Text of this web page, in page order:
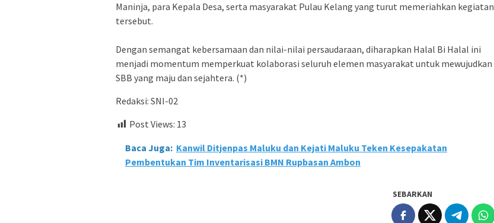
Maninja, para Kepala Desa, serta masyarakat Pulau Kelang yang turut memeriahkan kegiatan
tersebut.
Dengan semangat kebersamaan dan nilai-nilai persaudaraan, diharapkan Halal Bi Halal ini
menjadi momentum memperkuat kolaborasi seluruh elemen masyarakat untuk mewujudkan
SBB yang maju dan sejahtera. (*)
Redaksi: SNI-02
Post Views: 13
Baca Juga: Kanwil Ditjenpas Maluku dan Kejati Maluku Teken Kesepakatan
Pembentukan Tim Inventarisasi BMN Rupbasan Ambon
SEBARKAN